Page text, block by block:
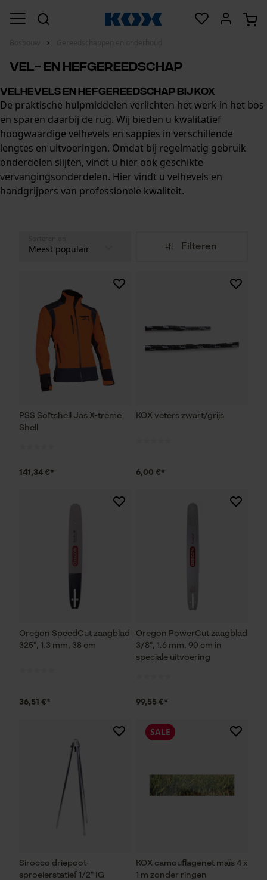
Vel- en hefgereedschap
Velhevels en hefgereedschap bij KOX
De praktische hulpmiddelen verlichten het werk in het bos
en sparen daarbij de rug. Wij bieden u kwalitatief
hoogwaardige velhevels en sappies in verschillende
lengtes en uitvoeringen. Omdat bij regelmatig gebruik
onderdelen slijten, vindt u hier ook geschikte
vervangingsonderdelen. Hier vindt u velhevels en
handgrijpers van professionele kwaliteit.
Filteren
PSS Softshell Jas X-treme
Shell
141,34 €*
KOX veters zwart/grijs
6,00 €*
Oregon SpeedCut zaagblad
325", 1.3 mm, 38 cm
36,51 €*
Oregon PowerCut zaagblad
3/8", 1.6 mm, 90 cm in
speciale uitvoering
99,55 €*
Sirocco driepoot-
sproeierstatief 1/2" IG
KOX camouflagenet maïs 4 x
1 m zonder ringen
SALE